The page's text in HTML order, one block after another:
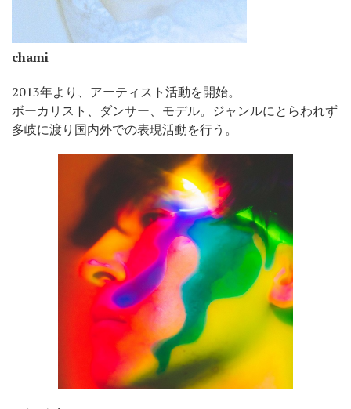
chami
2013年より、アーティスト活動を開始。
ボーカリスト、ダンサー、モデル。ジャンルにとらわれず
多岐に渡り国内外での表現活動を行う。